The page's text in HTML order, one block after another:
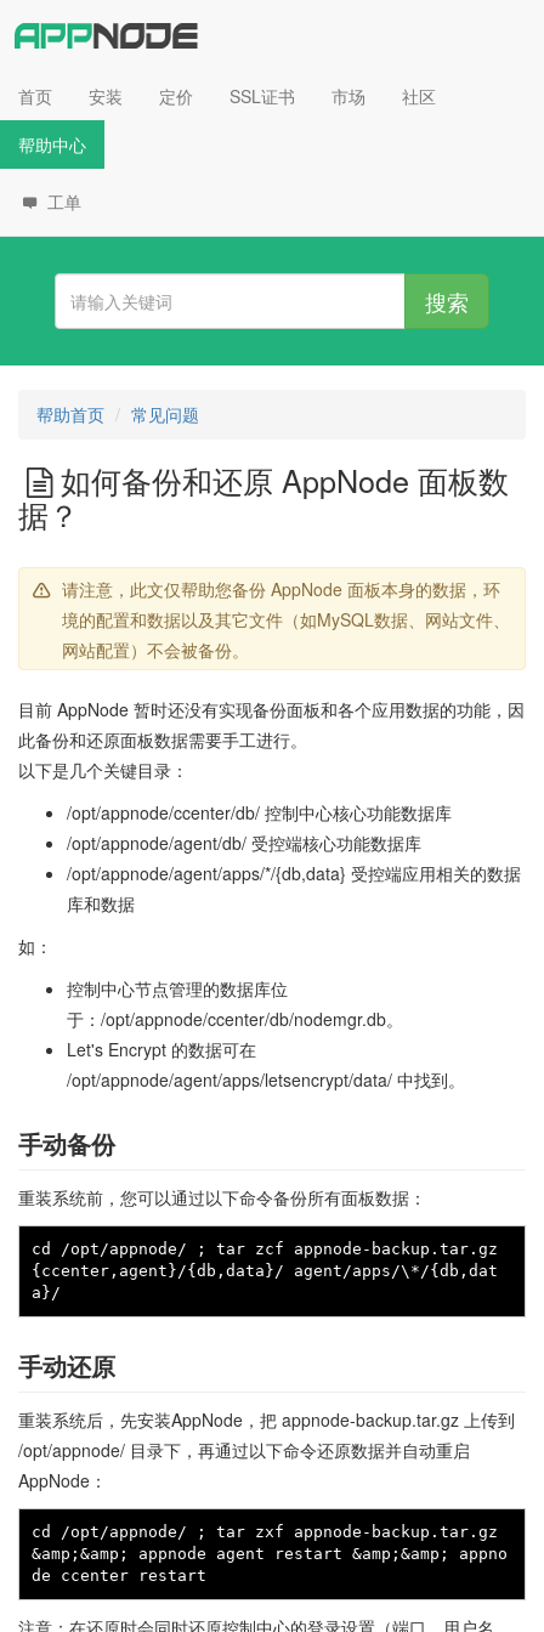
首页 安装 定价 SSL证书 市场
社区
帮助中心
工单
搜索
帮助首页 常见问题
如何备份和还原 AppNode 面板数
据？
请注意，此文仅帮助您备份 AppNode 面板本身的数据，环
境的配置和数据以及其它文件（如MySQL数据、网站文件、
网站配置）不会被备份。
目前 AppNode 暂时还没有实现备份面板和各个应用数据的功能，因
此备份和还原面板数据需要手工进行。
以下是几个关键目录：
/opt/appnode/ccenter/db/ 控制中心核心功能数据库
/opt/appnode/agent/db/ 受控端核心功能数据库
/opt/appnode/agent/apps/*/{db,data} 受控端应用相关的数据
库和数据
如：
控制中心节点管理的数据库位
于：/opt/appnode/ccenter/db/nodemgr.db。
Let's Encrypt 的数据可在
/opt/appnode/agent/apps/letsencrypt/data/ 中找到。
手动备份
重装系统前，您可以通过以下命令备份所有面板数据：
cd /opt/appnode/ ; tar zcf appnode-backup.tar.gz
{ccenter,agent}/{db,data}/ agent/apps/\*/{db,dat
手动还原
重装系统后，先安装AppNode，把 appnode-backup.tar.gz 上传到
/opt/appnode/ 目录下，再通过以下命令还原数据并自动重启
AppNode：
cd /opt/appnode/ ; tar zxf appnode-backup.tar.gz
&amp;&amp; appnode agent restart &amp;&amp; appno
注意：在还原时会同时还原控制中心的登录设置（端口、用户名、